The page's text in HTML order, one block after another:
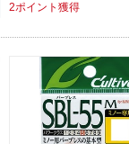
2ポイント獲得